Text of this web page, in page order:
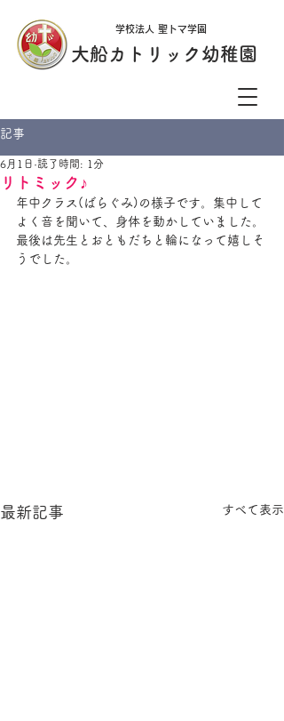
学校法人 聖トマ学園
大船カトリック幼稚園
記事
リトミック♪
6月1日 読了時間: 1分
年中クラス(ばらぐみ)の様子です。集中して
よく音を聞いて、身体を動かしていました。
最後は先生とおともだちと輪になって嬉しそ
うでした。
最新記事 すべて表示